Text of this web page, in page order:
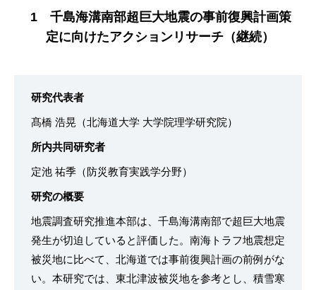
1 千島海溝南部超巨大地震の事前復興計画策
定に向けたアクションリサーチ（継続）
研究代表者
髙橋 浩晃（北海道大学 大学院理学研究院）
所内共同研究者
定池 祐季（防災教育実践学分野）
研究の概要
地震調査研究推進本部は、千島海溝南部で超巨大地震
発生が切迫していると評価した。南海トラフ地震想定
被災地に比べて、北海道では事前復興計画の前例がな
い。本研究では、東北津波被災地を参考とし、積雪寒